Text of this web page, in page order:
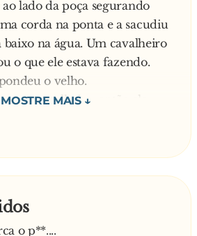
lado da poça segurando
corda na ponta e a sacudiu
na água. Um cavalheiro
o que ele estava fazendo.
o velho.
o cavalheiro, então ele
para tomar uma bebida no
deveria começar uma
eles estavam bebendo
pegou?
o p**....